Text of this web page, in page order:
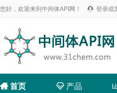
您好，欢迎来到中间体API网！  登录或
首页 产品